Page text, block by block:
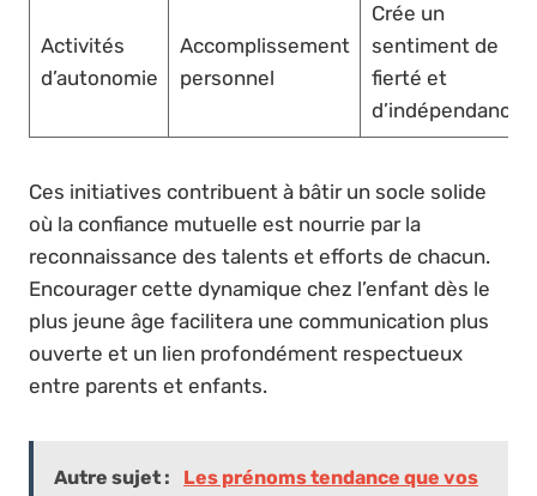
Activités
d’autonomie
Accomplissement
personnel
Crée un
sentiment de
fierté et
d’indépendance
Ces initiatives contribuent à bâtir un socle solide
où la confiance mutuelle est nourrie par la
reconnaissance des talents et efforts de chacun.
Encourager cette dynamique chez l’enfant dès le
plus jeune âge facilitera une communication plus
ouverte et un lien profondément respectueux
entre parents et enfants.
Autre sujet :
Les prénoms tendance que vos